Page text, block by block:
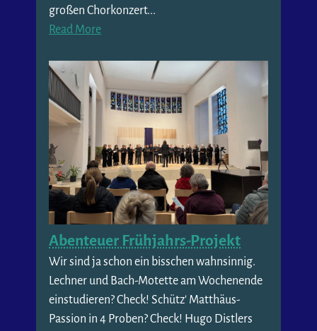
großen Chorkonzert...
Read More
Abenteuer Frühjahrs-Projekt
Wir sind ja schon ein bisschen wahnsinnig.
Lechner und Bach-Motette am Wochenende
einstudieren? Check! Schütz' Matthäus-
Passion in 4 Proben? Check! Hugo Distlers